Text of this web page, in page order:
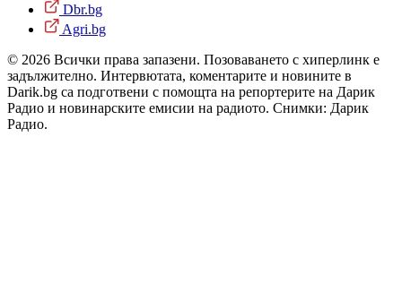
Dbr.bg
Agri.bg
© 2026 Всички права запазени. Позоваването с хиперлинк е
задължително. Интервютата, коментарите и новините в
Darik.bg са подготвени с помощта на репортерите на Дарик
Радио и новинарските емисии на радиото. Снимки: Дарик
Радио.